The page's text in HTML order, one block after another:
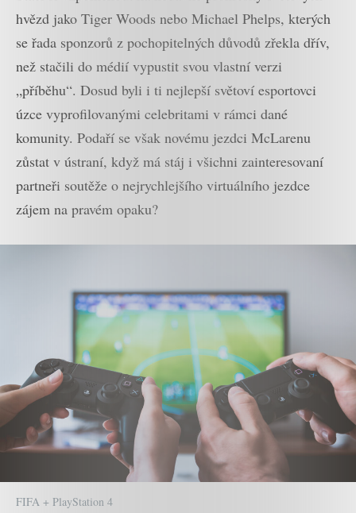
hvězd jako Tiger Woods nebo Michael Phelps, kterých
se řada sponzorů z pochopitelných důvodů zřekla dřív,
než stačili do médií vypustit svou vlastní verzi
„příběhu“. Dosud byli i ti nejlepší světoví esportovci
úzce vyprofilovanými celebritami v rámci dané
komunity. Podaří se však novému jezdci McLarenu
zůstat v ústraní, když má stáj i všichni zainteresovaní
partneři soutěže o nejrychlejšího virtuálního jezdce
zájem na pravém opaku?
FIFA + PlayStation 4